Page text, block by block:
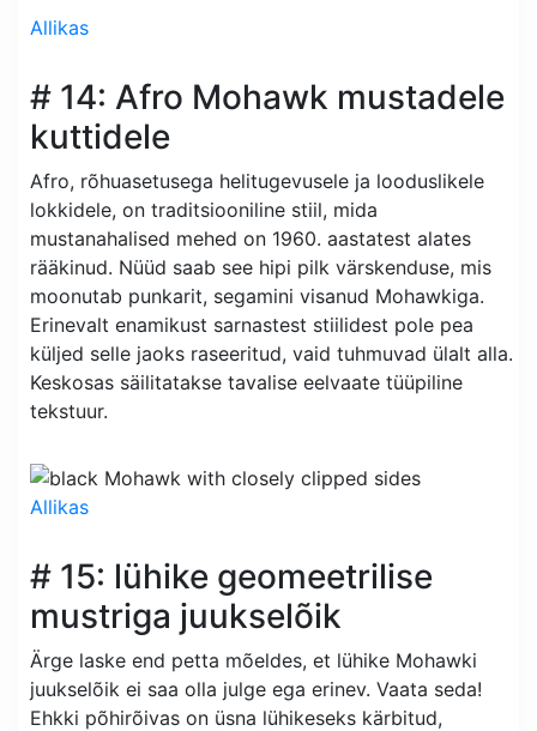
Allikas
# 14: Afro Mohawk mustadele
kuttidele
Afro, rõhuasetusega helitugevusele ja looduslikele
lokkidele, on traditsiooniline stiil, mida
mustanahalised mehed on 1960. aastatest alates
rääkinud. Nüüd saab see hipi pilk värskenduse, mis
moonutab punkarit, segamini visanud Mohawkiga.
Erinevalt enamikust sarnastest stiilidest pole pea
küljed selle jaoks raseeritud, vaid tuhmuvad ülalt alla.
Keskosas säilitatakse tavalise eelvaate tüüpiline
tekstuur.
Allikas
# 15: lühike geomeetrilise
mustriga juukselõik
Ärge laske end petta mõeldes, et lühike Mohawki
juukselõik ei saa olla julge ega erinev. Vaata seda!
Ehkki põhirõivas on üsna lühikeseks kärbitud,